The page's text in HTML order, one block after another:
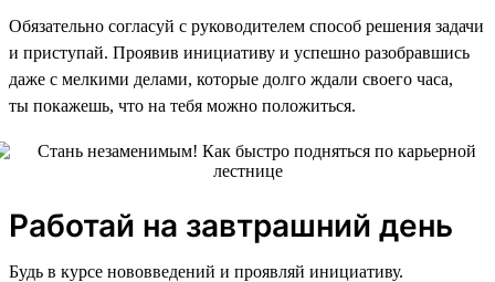
Обязательно согласуй с руководителем способ решения задачи
и приступай. Проявив инициативу и успешно разобравшись
даже с мелкими делами, которые долго ждали своего часа,
ты покажешь, что на тебя можно положиться.
Работай на завтрашний день
Будь в курсе нововведений и проявляй инициативу.